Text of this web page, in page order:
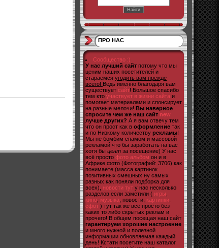
ПРО НАС
Сообщество :)
У нас лучший сайт потому что мы
ценим наших посетителей и
стараемся угодить вам прежде
всего! Ведь именно благодаря вам
существует сайт! Большое спасибо
тем кто участвует в жизни сайта и
помогает материалами и спонсирует
на разные мелочи! Вы наверное
спросите чем же наш сайт new
лучше других? А я вам отвечу тем
что он прост как в оформление так
и по Низкому количеству рекламы!
Мы не бомбим спамом и массовой
рекламой что бы заработать на вас
хотя бы цент за посещение) У нас
всё просто фото альбом он и в
Африке фото (Фотографий: 3706) как
понимаете (масса картинок
позитивных смешных ну самых
разных как поняли подборка для
всех), новости тут у нас несколько
разделов если заметили ( игры
кино музыка , новости, картинки
сфот ) тут так же всё просто без
каких то либо скрытых реклам и
прочего! В общем посещая наш сайт
гарантируем хорошие настроение
и много нужной и полезной
информации обновляемая каждый
день! Кстати посетите наш каталог